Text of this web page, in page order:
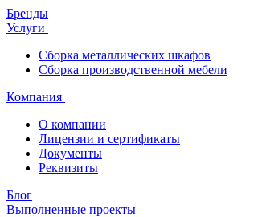
Бренды
Услуги
Сборка металлических шкафов
Сборка производственной мебели
Компания
О компании
Лицензии и сертификаты
Документы
Реквизиты
Блог
Выполненные проекты